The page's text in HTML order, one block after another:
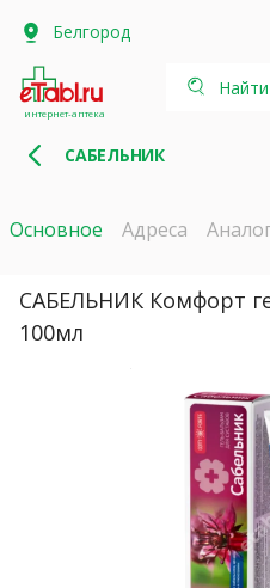
Белгород
интернет-аптека
Найти
САБЕЛЬНИК
Основное Адреса
САБЕЛЬНИК Комфорт
100мл